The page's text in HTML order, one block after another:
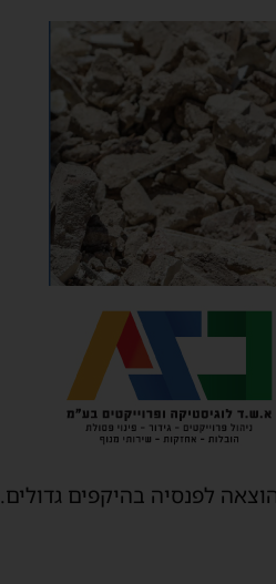
לפנסיה בהיקפים גדולים.